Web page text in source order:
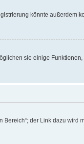
könnte außerdem
sie einige
der Link dazu wird